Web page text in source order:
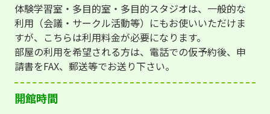
体験学習室・多目的室・多目的スタジオは、一般的な
利用（会議・サークル活動等）にもお使いいただけま
すが、こちらは利用料金が必要になります。
部屋の利用を希望される方は、電話での仮予約後、申
請書をFAX、郵送等でお送り下さい。
開館時間